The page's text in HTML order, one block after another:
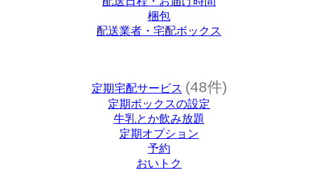
梱包
配送業者・宅配ボックス
定期宅配サービス (48件)
定期ボックスの設定
牛乳とか飲み放題
定期オプション
予約
おいトク